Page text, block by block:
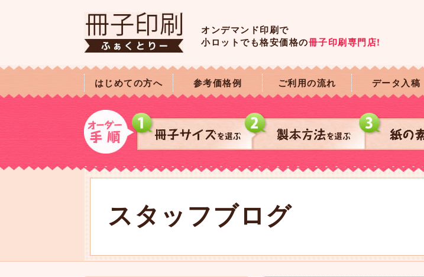
オンデマンド印刷で
小ロットでも格安価格の冊子印刷専門店!
はじめての方へ 参考価格例 ご利用の流れ データ入稿
スタッフブログ